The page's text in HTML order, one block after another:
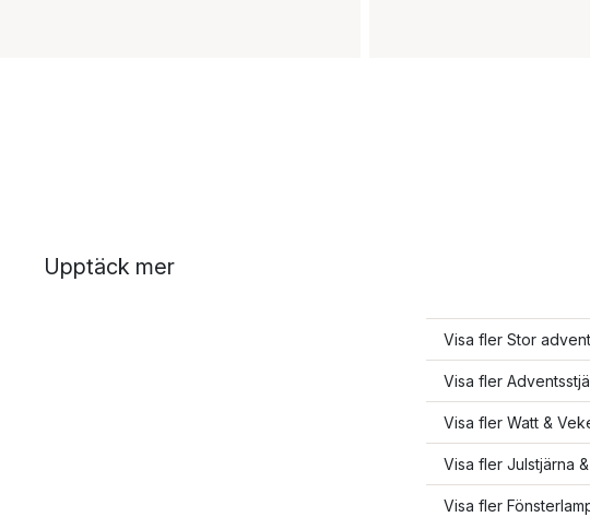
Upptäck mer
Visa fler Stor
Visa fler
Visa fler Watt &
Visa fler Julstjärna
Visa fler